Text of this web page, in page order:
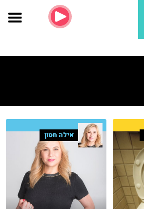
אילה חסון